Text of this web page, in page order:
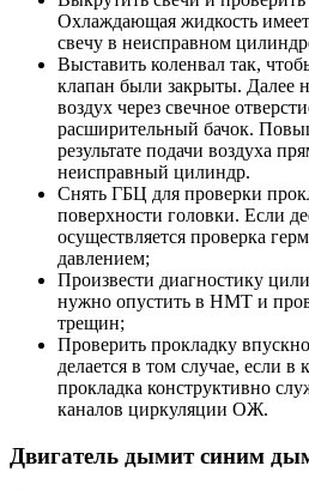
Охлаждающая жидкость
свечу в неисправном
Выставить коленвал так,
клапан были закрыты. Далее
воздух через свечное
расширительный бачок.
результате подачи воздуха
неисправный цилиндр.
Снять ГБЦ для проверки
поверхности головки. Если
осуществляется проверка
давлением;
Произвести диагностику
нужно опустить в НМТ и
трещин;
Проверить прокладку
делается в том случае, если
прокладка конструктивно
каналов циркуляции ОЖ.
Двигатель дымит синим